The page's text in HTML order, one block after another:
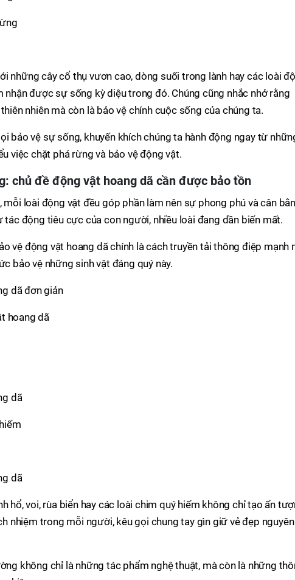
những cây cổ thụ vươn cao, dòng suối trong lành hay các loài
nhận được sự sống kỳ diệu trong đó. Chúng cũng nhắc nhở rằng
nhiên mà còn là bảo vệ chính cuộc sống của chúng ta.
bảo vệ sự sống, khuyến khích chúng ta hành động ngay từ
việc chặt phá rừng và bảo vệ động vật.
chủ đề động vật hoang dã cần được bảo tồn
mỗi loài động vật đều góp phần làm nên sự phong phú và cân
động tiêu cực của con người, nhiều loài đang dần biến mất.
vệ động vật hoang dã chính là cách truyền tải thông điệp mạnh
bảo vệ những sinh vật đáng quý này.
hổ, voi, rùa biển hay các loài chim quý hiếm không chỉ tạo ấn
nhiệm trong mỗi người, kêu gọi chung tay gìn giữ vẻ đẹp
không chỉ là những tác phẩm nghệ thuật, mà còn là những